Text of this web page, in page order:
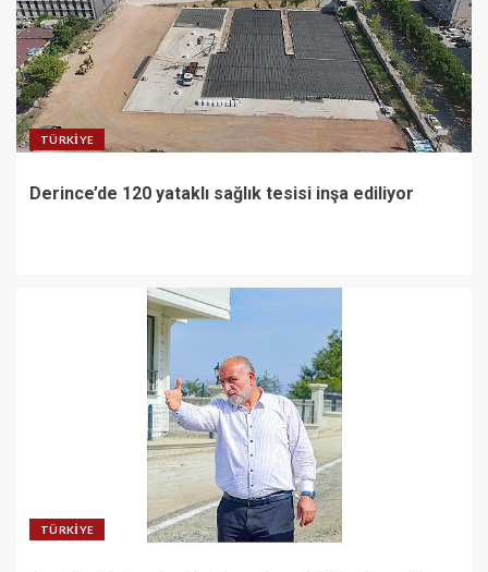
TÜRKIYE
Derince’de 120 yataklı sağlık tesisi inşa ediliyor
TÜRKIYE